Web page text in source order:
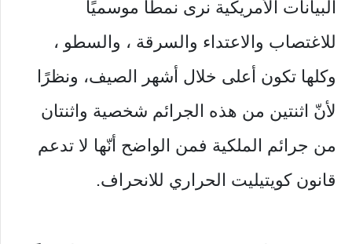
البيانات الأمريكية نرى نمطًا موسميًا
للاغتصاب والاعتداء والسرقة ، والسطو ،
وكلها تكون أعلى خلال أشهر الصيف، ونظرًا
لأنّ اثنتين من هذه الجرائم شخصية واثنتان
من جرائم الملكية فمن الواضح أنّها لا تدعم
قانون كويتيليت الحراري للانحراف.